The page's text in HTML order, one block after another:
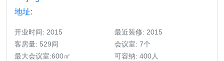
地址:
开业时间: 2015
最近装修: 2015
客房量: 529间
会议室: 7个
最大会议室:600㎡
可容纳: 400人